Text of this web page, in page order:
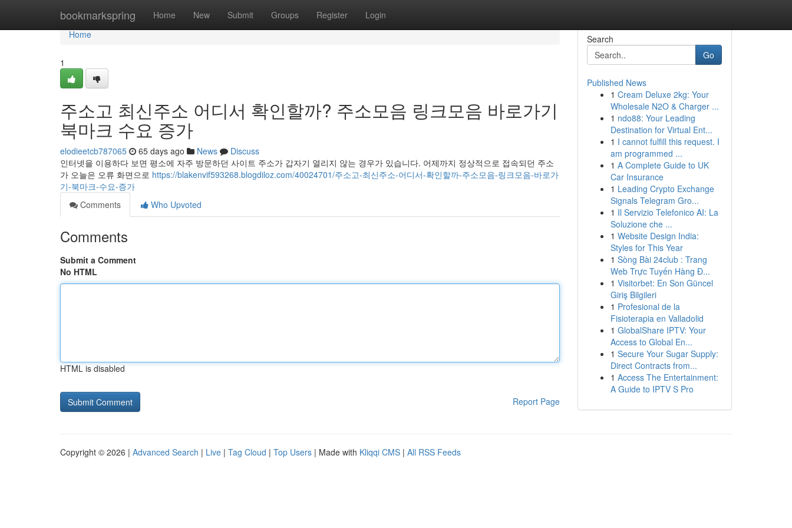
bookmarkspring Home New Submit Groups Register Login
Home
Home
1
주소고 최신주소 어디서 확인할까? 주소모음 링크모음 바로가기
북마크 수요 증가
elodieetcb787065 65 days ago News
Discuss
인터넷을 이용하다 보면 평소에 자주 방문하던 사이트 주소가 갑자기 열리지 않는 경우가 있습니다. 어제까지 정상적으로 접속되던 주소
가 오늘은 오류 화면으로 https://blakenvif593268.blogdiloz.com/40024701/주소고-최신주소-어디서-확인할까-주소모음-링크모음-바로가
기-북마크-수요-증가
Comments
Who Upvoted
Comments
Submit a Comment
No HTML
HTML is disabled
Report Page
Search
Go
Published News
1 Cream Deluxe 2kg: Your
Wholesale N2O & Charger ...
1 ndo88: Your Leading
Destination for Virtual Ent...
1 I cannot fulfill this request. I
am programmed ...
1 A Complete Guide to UK
Car Insurance
1 Leading Crypto Exchange
Signals Telegram Gro...
1 Il Servizio Telefonico AI: La
Soluzione che ...
1 Website Design India:
Styles for This Year
1 Sòng Bài 24club : Trang
Web Trực Tuyến Hàng Đ...
1 Visitorbet: En Son Güncel
Giriş Bilgileri
1 Profesional de la
Fisioterapia en Valladolid
1 GlobalShare IPTV: Your
Access to Global En...
1 Secure Your Sugar Supply:
Direct Contracts from...
1 Access The Entertainment:
A Guide to IPTV S Pro
Copyright © 2026 | Advanced Search | Live | Tag Cloud | Top Users | Made with Kliqqi CMS | All RSS Feeds